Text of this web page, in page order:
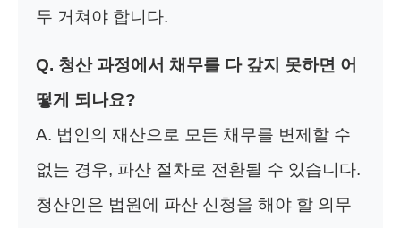
두 거쳐야 합니다.
Q. 청산 과정에서 채무를 다 갚지 못하면 어
떻게 되나요?
A. 법인의 재산으로 모든 채무를 변제할 수
없는 경우, 파산 절차로 전환될 수 있습니다.
청산인은 법원에 파산 신청을 해야 할 의무